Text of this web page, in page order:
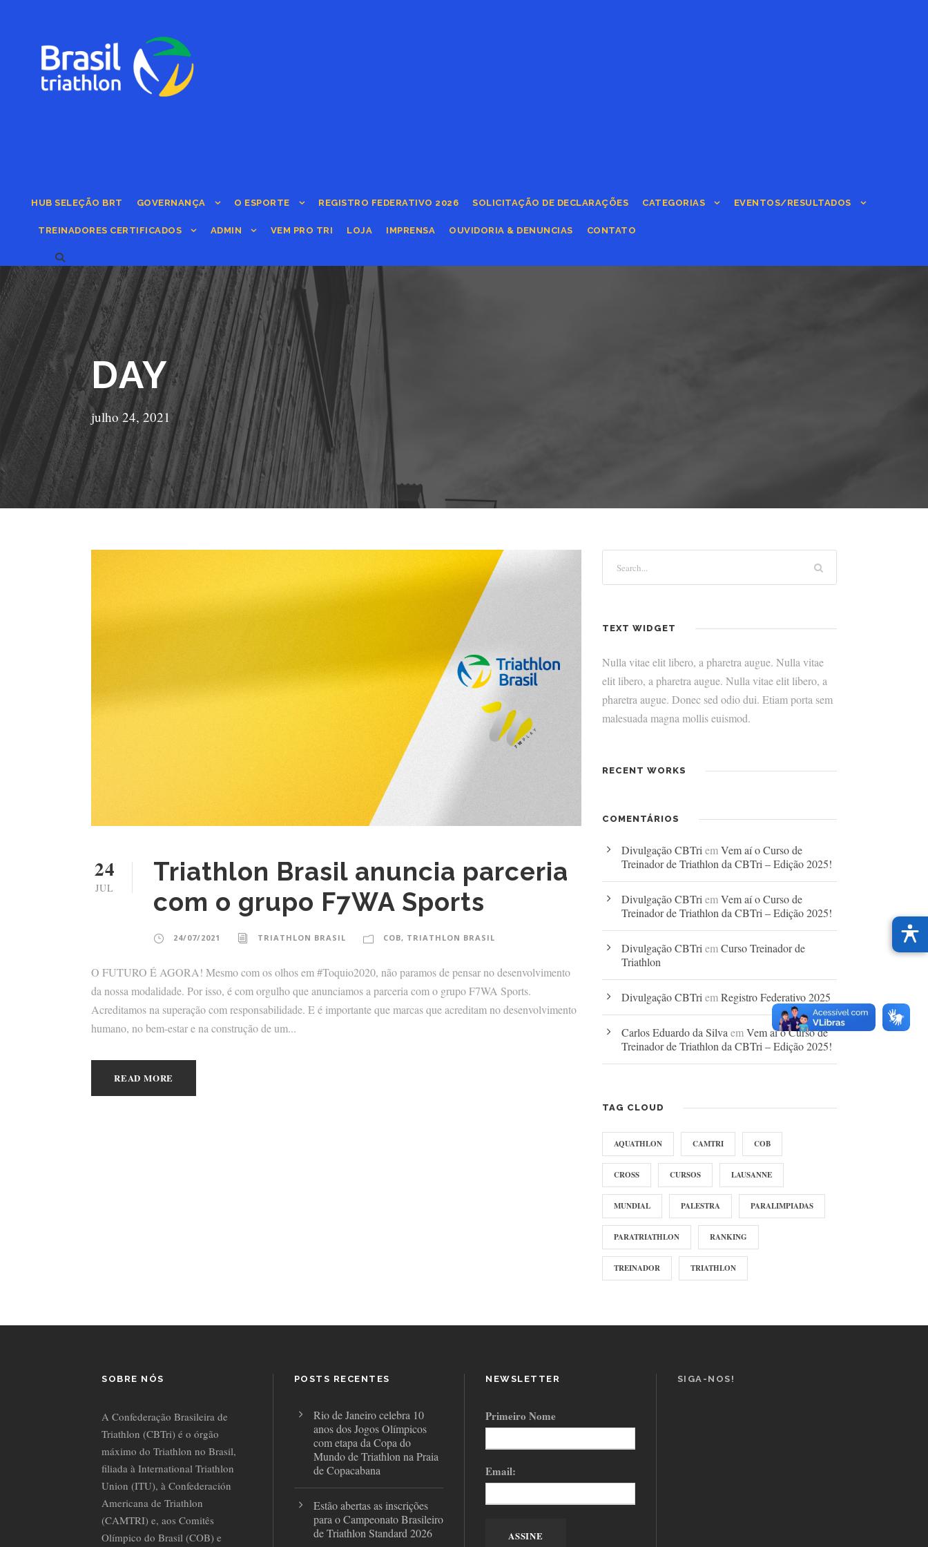
HUB SELEÇÃO BRT GOVERNANÇA O ESPORTE REGISTRO FEDERATIVO 2026 SOLICITAÇÃO DE DECLARAÇÕES CATEGORIAS EVENTOS/RESULTADOS
TREINADORES CERTIFICADOS ADMIN VEM PRO TRI LOJA IMPRENSA OUVIDORIA & DENUNCIAS CONTATO
DAY
julho 24, 2021
24
JUL
Triathlon Brasil anuncia parceria
com o grupo F7WA Sports
24/07/2021 TRIATHLON BRASIL COB, TRIATHLON BRASIL
O FUTURO É AGORA! Mesmo com os olhos em #Toquio2020, não paramos de pensar no desenvolvimento
da nossa modalidade. Por isso, é com orgulho que anunciamos a parceria com o grupo F7WA Sports.
Acreditamos na superação com responsabilidade. E é importante que marcas que acreditam no desenvolvimento
humano, no bem-estar e na construção de um...
READ MORE
TEXT WIDGET
Nulla vitae elit libero, a pharetra augue. Nulla vitae
elit libero, a pharetra augue. Nulla vitae elit libero, a
pharetra augue. Donec sed odio dui. Etiam porta sem
malesuada magna mollis euismod.
RECENT WORKS
COMENTÁRIOS
Divulgação CBTriemVem aí o Curso de
Treinador de Triathlon da CBTri – Edição 2025!
Divulgação CBTriemVem aí o Curso de
Treinador de Triathlon da CBTri – Edição 2025!
Divulgação CBTriemCurso Treinador de
Triathlon
Divulgação CBTriemRegistro Federativo 2025
Carlos Eduardo da SilvaemVem aí o Curso de
Treinador de Triathlon da CBTri – Edição 2025!
TAG CLOUD
AQUATHLON CAMTRI COB
CROSS CURSOS LAUSANNE
MUNDIAL PALESTRA PARALIMPIADAS
PARATRIATHLON RANKING
TREINADOR TRIATHLON
SOBRE NÓS
A Confederação Brasileira de
Triathlon (CBTri) é o órgão
máximo do Triathlon no Brasil,
filiada à International Triathlon
Union (ITU), à Confederación
Americana de Triathlon
(CAMTRI) e, aos Comitês
Olímpico do Brasil (COB) e
POSTS RECENTES
Rio de Janeiro celebra 10
anos dos Jogos Olímpicos
com etapa da Copa do
Mundo de Triathlon na Praia
de Copacabana
Estão abertas as inscrições
para o Campeonato Brasileiro
de Triathlon Standard 2026
NEWSLETTER
Primeiro Nome
Email:
SIGA-NOS!